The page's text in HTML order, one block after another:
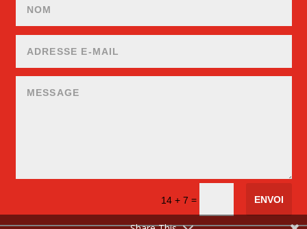
14 + 7 = ENVOI